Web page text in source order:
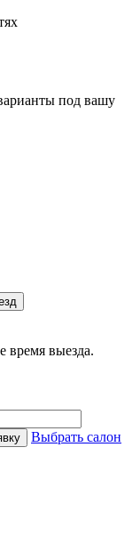
под вашу
время выезда.
Выбрать салон